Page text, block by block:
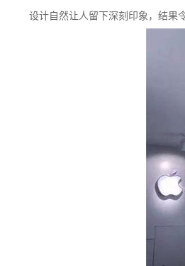
设计自然让人留下深刻印象，结果